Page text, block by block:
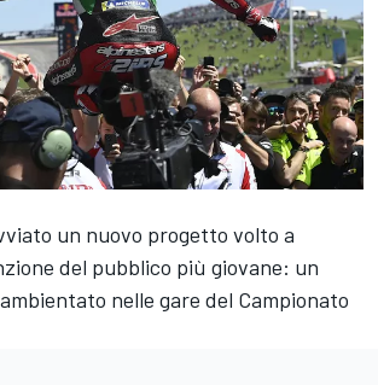
un nuovo progetto volto a
del pubblico più giovane: un
nelle gare del Campionato